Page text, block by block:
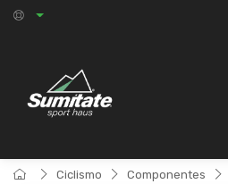
Ciclismo Componentes